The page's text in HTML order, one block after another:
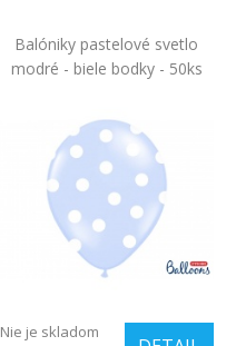
Balóniky pastelové svetlo
modré - biele bodky - 50ks
Nie je skladom